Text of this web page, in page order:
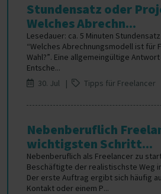
Stundensatz oder
Welches Abrechn...
Lesedauer: ca. 5 Minuten
“Welches Abrechnungsmodell ist für
Wahl?”. Eine allgemeingültige
Entsche...
30. Jul |
Tipps für Freelancer
Nebenberuflich
wichtigsten Schritt...
Nebenberuflich als Freelancer zu
Beschäftigte der realistischste Weg
Der erste Auftrag ergibt sich häufig
Kontakt oder einem P...